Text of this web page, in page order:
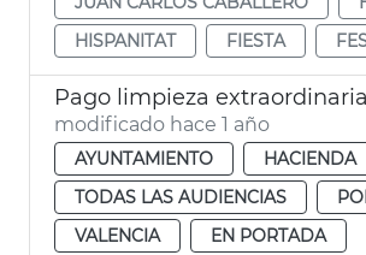
HISPANITAT
FIESTA
modificado hace 1 año
AYUNTAMIENTO
HACIENDA
TODAS LAS AUDIENCIAS
VALENCIA
EN PORTADA